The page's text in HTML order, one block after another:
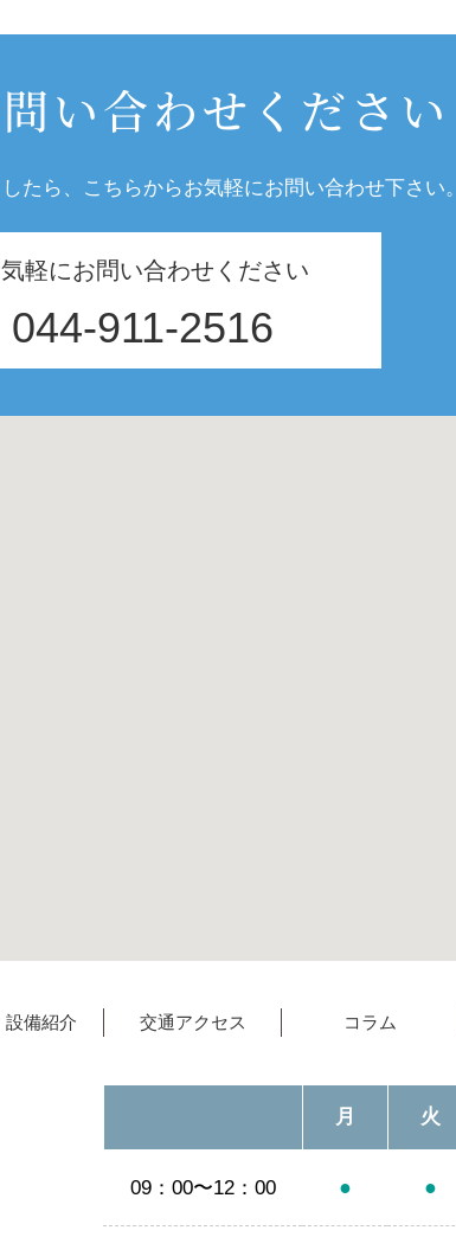
い合わせください
たら、こちらからお気軽にお問い合わせ下さい。
軽にお問い合わせください
044-911-2516
設備紹介 交通アクセス コラム
月 火
09：00〜12：00 ● ●